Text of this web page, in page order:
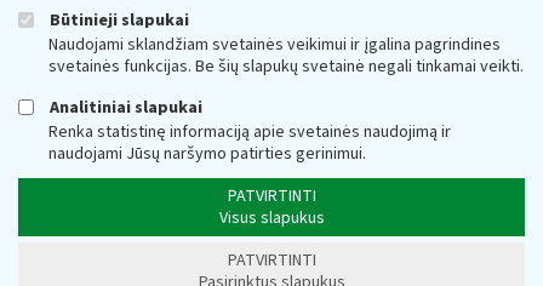
Būtinieji slapukai
Naudojami sklandžiam svetainės veikimui ir įgalina pagrindines
svetainės funkcijas. Be šių slapukų svetainė negali tinkamai veikti.
Analitiniai slapukai
Renka statistinę informaciją apie svetainės naudojimą ir
naudojami Jūsų naršymo patirties gerinimui.
PATVIRTINTI
Visus slapukus
PATVIRTINTI